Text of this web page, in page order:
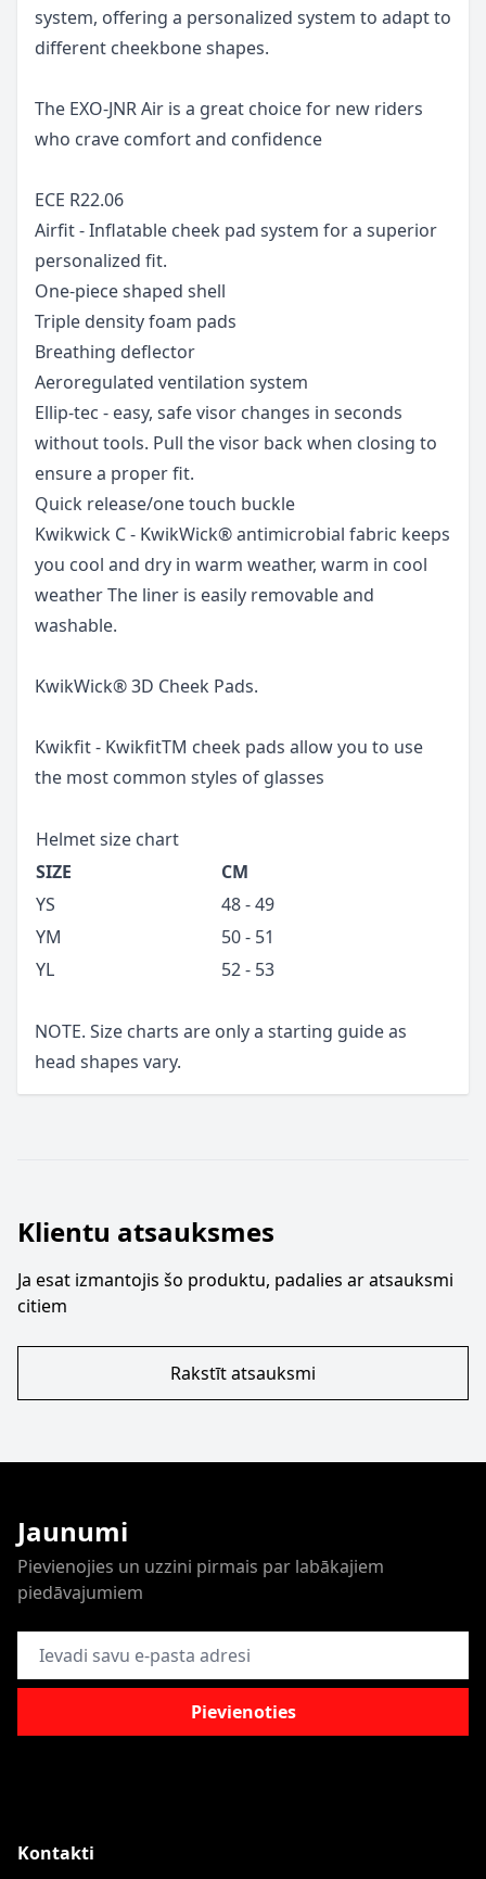
system, offering a personalized system to adapt to
different cheekbone shapes.
The EXO-JNR Air is a great choice for new riders
who crave comfort and confidence
ECE R22.06
Airfit - Inflatable cheek pad system for a superior
personalized fit.
One-piece shaped shell
Triple density foam pads
Breathing deflector
Aeroregulated ventilation system
Ellip-tec - easy, safe visor changes in seconds
without tools. Pull the visor back when closing to
ensure a proper fit.
Quick release/one touch buckle
Kwikwick C - KwikWick® antimicrobial fabric keeps
you cool and dry in warm weather, warm in cool
weather The liner is easily removable and
washable.
KwikWick® 3D Cheek Pads.
Kwikfit - KwikfitTM cheek pads allow you to use
the most common styles of glasses
Helmet size chart
SIZE
CM
YS
48 - 49
YM
50 - 51
YL
52 - 53
NOTE. Size charts are only a starting guide as
head shapes vary.
Klientu atsauksmes
Ja esat izmantojis šo produktu, padalies ar atsauksmi
citiem
Rakstīt atsauksmi
Jaunumi
Pievienojies un uzzini pirmais par labākajiem
piedāvajumiem
E-pasta adrese
Pievienoties
Kontakti